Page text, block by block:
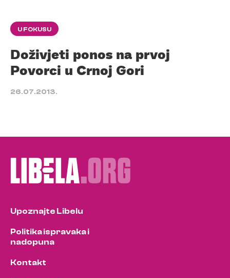
U FOKUSU
Doživjeti ponos na prvoj
Povorci u Crnoj Gori
26.07.2013.
Upoznajte Libelu
Politika ispravaka i
nadopuna
Kontakt